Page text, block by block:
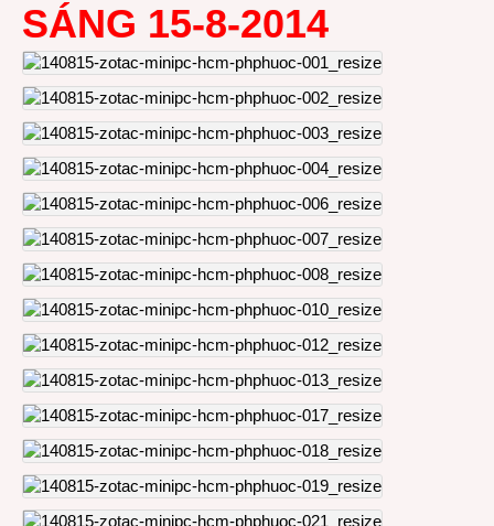
SÁNG 15-8-2014